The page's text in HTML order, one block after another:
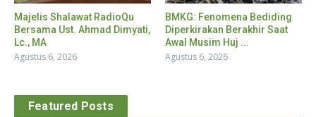
Majelis Shalawat RadioQu
Bersama Ust. Ahmad Dimyati,
Lc., MA
Agustus 6, 2026
BMKG: Fenomena Bediding
Diperkirakan Berakhir Saat
Awal Musim Huj ...
Agustus 6, 2026
Featured Posts